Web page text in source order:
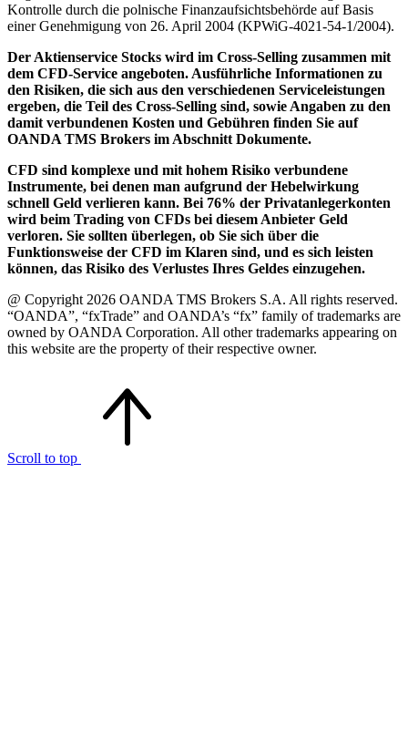
Kontrolle durch die polnische Finanzaufsichtsbehörde auf Basis
einer Genehmigung von 26. April 2004 (KPWiG-4021-54-1/2004).
Der Aktienservice Stocks wird im Cross-Selling zusammen mit
dem CFD-Service angeboten. Ausführliche Informationen zu
den Risiken, die sich aus den verschiedenen Serviceleistungen
ergeben, die Teil des Cross-Selling sind, sowie Angaben zu den
damit verbundenen Kosten und Gebühren finden Sie auf
OANDA TMS Brokers im Abschnitt Dokumente.
CFD sind komplexe und mit hohem Risiko verbundene
Instrumente, bei denen man aufgrund der Hebelwirkung
schnell Geld verlieren kann. Bei 76% der Privatanlegerkonten
wird beim Trading von CFDs bei diesem Anbieter Geld
verloren. Sie sollten überlegen, ob Sie sich über die
Funktionsweise der CFD im Klaren sind, und es sich leisten
können, das Risiko des Verlustes Ihres Geldes einzugehen.
@ Copyright 2026 OANDA TMS Brokers S.A. All rights reserved.
“OANDA”, “fxTrade” and OANDA’s “fx” family of trademarks are
owned by OANDA Corporation. All other trademarks appearing on
this website are the property of their respective owner.
Scroll to top